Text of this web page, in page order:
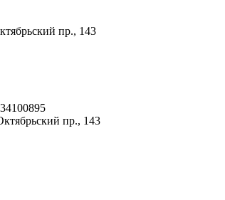
пр., 143
пр., 143